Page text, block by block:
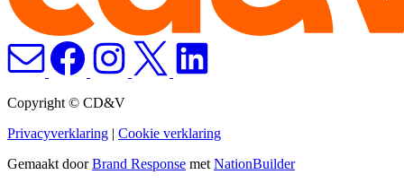
Copyright © CD&V
Privacyverklaring | Cookie verklaring
Gemaakt doorBrand Response met NationBuilder